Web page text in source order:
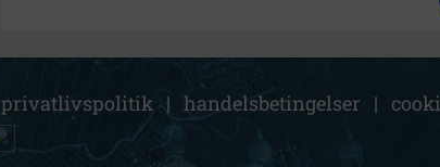
privatlivspolitik | handelsbetingelser |